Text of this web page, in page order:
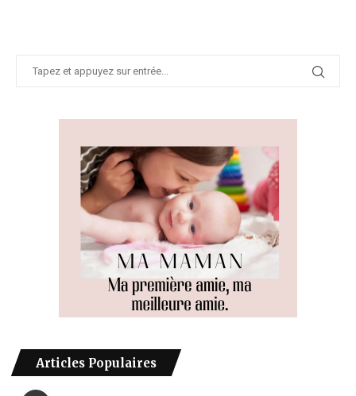
Articles Populaires